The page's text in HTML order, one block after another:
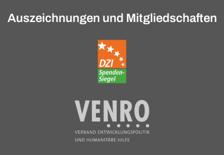
Auszeichnungen und Mitgliedschaften